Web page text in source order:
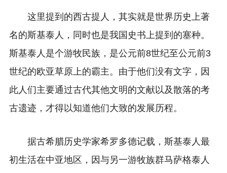
这里提到的西古提人，其实就是世界历史上著
名的斯基泰人，同时也是我国史书上提到的塞种。
斯基泰人是个游牧民族，是公元前8世纪至公元前3
世纪的欧亚草原上的霸主。由于他们没有文字，因
此人们主要通过古代其他文明的文献以及散落的考
古遗迹，才得以知道他们大致的发展历程。
据古希腊历史学家希罗多德记载，斯基泰人最
初生活在中亚地区，因与另一游牧族群马萨格泰人